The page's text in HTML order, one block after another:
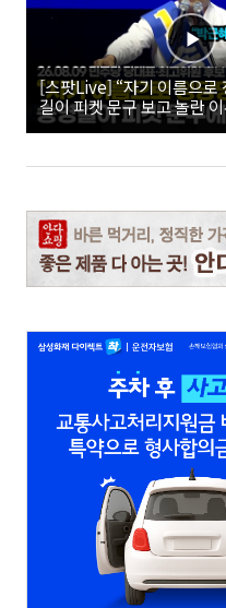
[스팟Live] “자기 이름으로
길이 피켓 문구 보고 놀란
더불어민주당 당대표·최고